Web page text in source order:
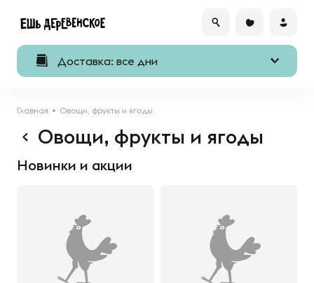
Доставка: все дни
Главная Овощи, фрукты и ягоды
Овощи, фрукты и ягоды
Новинки и акции